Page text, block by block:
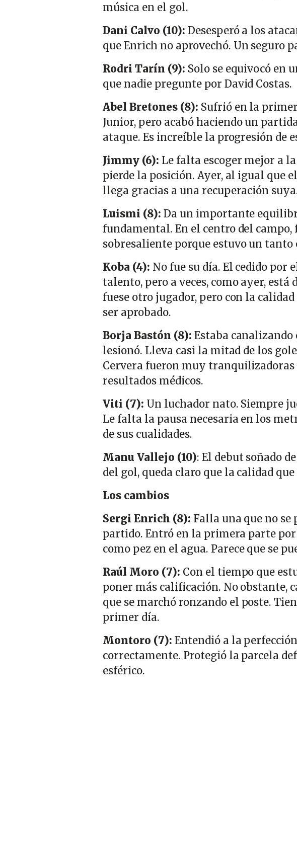
música en el gol.
Dani Calvo (10): Desesperó a los
que Enrich no aprovechó. Un seguro
Rodri Tarín (9): Solo se equivocó en
que nadie pregunte por David Costas.
Abel Bretones (8): Sufrió en la
Junior, pero acabó haciendo un
ataque. Es increíble la progresión de
Jimmy (6): Le falta escoger mejor a
pierde la posición. Ayer, al igual que
llega gracias a una recuperación
Luismi (8): Da un importante
fundamental. En el centro del campo,
sobresaliente porque estuvo un tanto
Koba (4): No fue su día. El cedido
talento, pero a veces, como ayer,
fuese otro jugador, pero con la
ser aprobado.
Borja Bastón (8): Estaba
lesionó. Lleva casi la mitad de los
Cervera fueron muy
resultados médicos.
Viti (7): Un luchador nato. Siempre
Le falta la pausa necesaria en los
de sus cualidades.
Manu Vallejo (10): El debut soñado
del gol, queda claro que la calidad
Los cambios
Sergi Enrich (8): Falla una que no se
partido. Entró en la primera parte
como pez en el agua. Parece que se
Raúl Moro (7): Con el tiempo que
poner más calificación. No obstante,
que se marchó ronzando el poste.
primer día.
Montoro (7): Entendió a la
correctamente. Protegió la parcela
esférico.